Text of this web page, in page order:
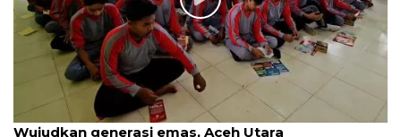
Wujudkan generasi emas, Aceh Utara